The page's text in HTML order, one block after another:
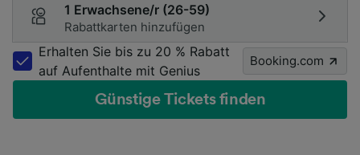
1 Erwachsene/r (26-59)
Rabattkarten hinzufügen
Erhalten Sie bis zu 20 % Rabatt
auf Aufenthalte mit Genius
Booking.com
Günstige Tickets finden